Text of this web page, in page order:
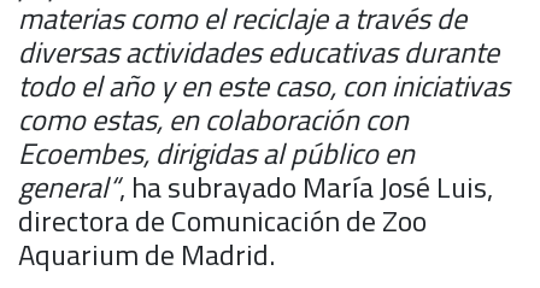
materias como el reciclaje a través de
diversas actividades educativas durante
todo el año y en este caso, con iniciativas
como estas, en colaboración con
Ecoembes, dirigidas al público en
general“, ha subrayado María José Luis,
directora de Comunicación de Zoo
Aquarium de Madrid.